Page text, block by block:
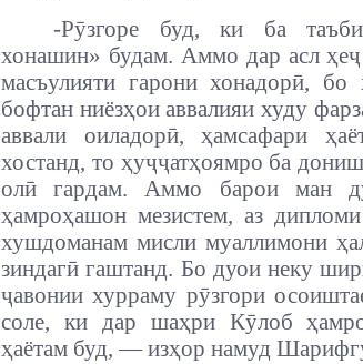
-Рӯзгоре буд, ки ба
хонашин» будам. Аммо дар асл
масъулияти гарони хонадорӣ, бо
бофтан ниёзҳои аввалияи худу
аввали оиладорӣ, ҳамсафари
хостанд, то ҳуҷҷатҳоямро ба
олӣ гардам. Аммо барои ман
ҳамроҳашон мезистем, аз
хушдоманам мисли муаллимони
зиндагӣ гаштанд. Бо дуои неку
ҷавонии хурраму рӯзгори
соле, ки дар шаҳри Кӯлоб
ҳаётам буд, — изҳор намуд